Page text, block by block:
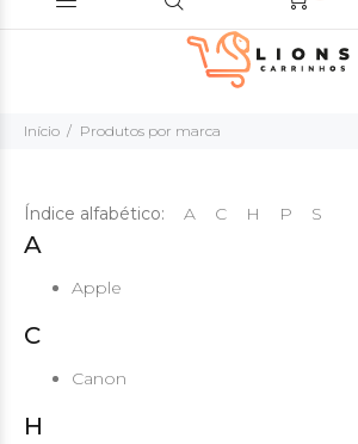
Início Produtos por marca
Índice alfabético: A C H P S
A
Apple
C
Canon
H